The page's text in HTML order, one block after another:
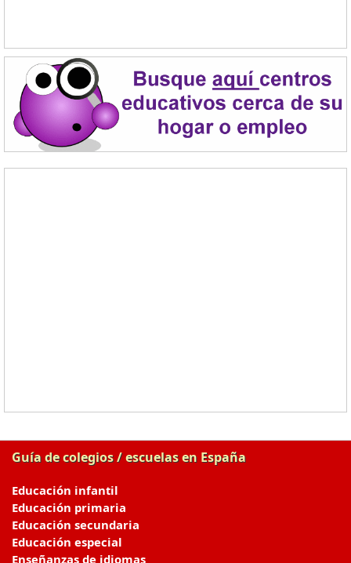
Guía de colegios / escuelas en España
Educación infantil
Educación primaria
Educación secundaria
Educación especial
Enseñanzas de idiomas